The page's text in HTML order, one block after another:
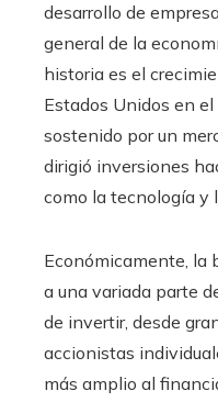
desarrollo de
general de la
historia es el
Estados Unidos en
sostenido por un
dirigió inversiones
como la tecnología y
Económicamente, la
a una variada parte
de invertir, desde
accionistas
más amplio al